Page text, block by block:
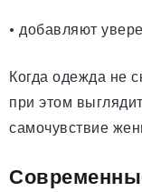
• добавляют
Когда одежда не
при этом
самочувствие